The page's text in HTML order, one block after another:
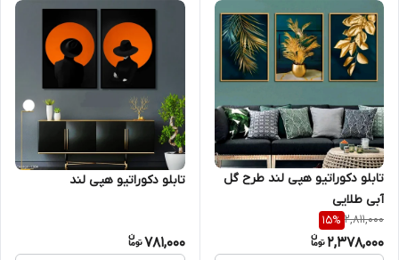
تابلو دکوراتیو هپی لند طرح گل
آبی طلایی
2,811,000
15%
2,378,000
تابلو دکوراتیو هپی لند
781,000